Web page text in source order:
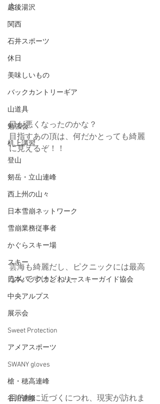
越後湯沢
関西
石井スポーツ
休日
美味しいもの
バックカントリーギア
山道具
勉強会
机上講習
登山
剱岳・立山連峰
西上州の山々
日本雪崩ネットワーク
雪崩業務従事者
かぐらスキー場
スキー
日本バックカントリースキーガイド協会
中央アルプス
展示会
Sweet Protection
アメアスポーツ
SWANY gloves
槍・穂高連峰
谷川連峰
た。
目が悪くなったのかな？
目指すあの頂は、何だかとっても綺麗
に見えるぞ！！
雲海も綺麗だし、ピクニックには最高
なんですけどねぇ。
目的地に近づくにつれ、現実が訪れま